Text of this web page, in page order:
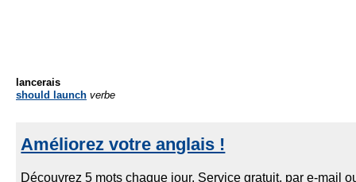
lancerais
should launch verbe